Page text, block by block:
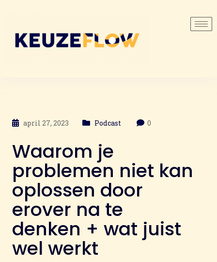
april 27, 2023 Podcast 0
Waarom je
problemen niet kan
oplossen door
erover na te
denken + wat juist
wel werkt